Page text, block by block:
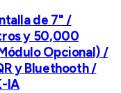
de 7" /
y 50,000
Opcional) /
y Bluethooth /
IA